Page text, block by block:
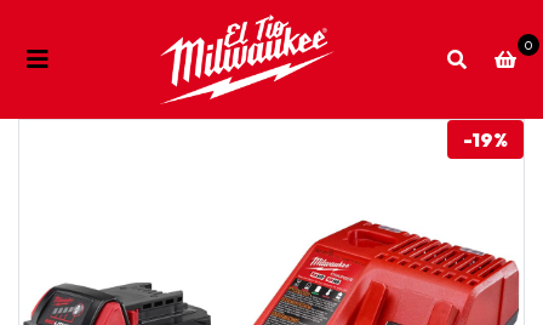
0
-19%